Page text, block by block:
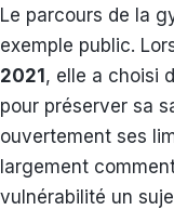
Le parcours de la
exemple public.
2021 , elle a choisi
pour préserver sa
ouvertement ses
largement
vulnérabilité un